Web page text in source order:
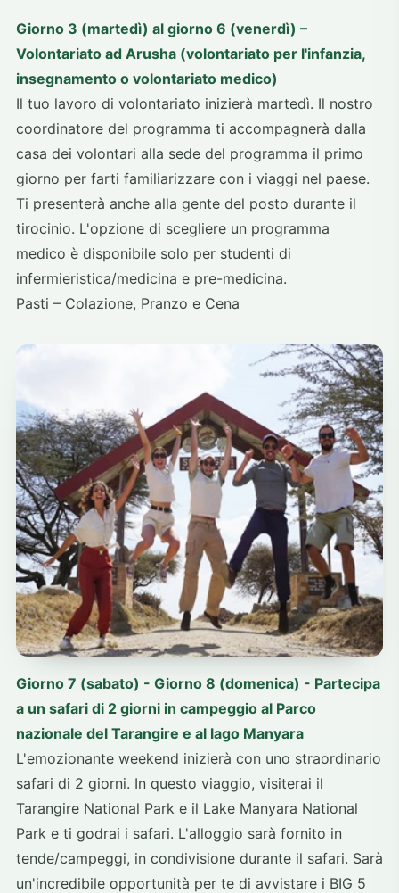
Giorno 3 (martedì) al giorno 6 (venerdì) –
Volontariato ad Arusha (volontariato per l'infanzia,
insegnamento o volontariato medico)
Il tuo lavoro di volontariato inizierà martedì. Il nostro
coordinatore del programma ti accompagnerà dalla
casa dei volontari alla sede del programma il primo
giorno per farti familiarizzare con i viaggi nel paese.
Ti presenterà anche alla gente del posto durante il
tirocinio. L'opzione di scegliere un programma
medico è disponibile solo per studenti di
infermieristica/medicina e pre-medicina.
Pasti – Colazione, Pranzo e Cena
Giorno 7 (sabato) - Giorno 8 (domenica) - Partecipa
a un safari di 2 giorni in campeggio al Parco
nazionale del Tarangire e al lago Manyara
L'emozionante weekend inizierà con uno straordinario
safari di 2 giorni. In questo viaggio, visiterai il
Tarangire National Park e il Lake Manyara National
Park e ti godrai i safari. L'alloggio sarà fornito in
tende/campeggi, in condivisione durante il safari. Sarà
un'incredibile opportunità per te di avvistare i BIG 5